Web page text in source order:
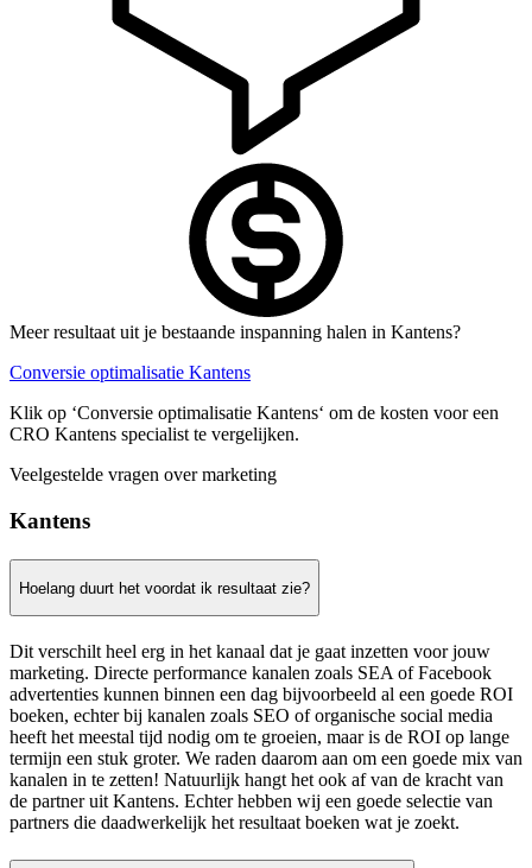
Meer resultaat uit je bestaande inspanning halen in Kantens?
Conversie optimalisatie Kantens
Klik op ‘Conversie optimalisatie Kantens‘ om de kosten voor een
CRO Kantens specialist te vergelijken.
Veelgestelde vragen over marketing
Kantens
Hoelang duurt het voordat ik resultaat zie?
Dit verschilt heel erg in het kanaal dat je gaat inzetten voor jouw
marketing. Directe performance kanalen zoals SEA of Facebook
advertenties kunnen binnen een dag bijvoorbeeld al een goede ROI
boeken, echter bij kanalen zoals SEO of organische social media
heeft het meestal tijd nodig om te groeien, maar is de ROI op lange
termijn een stuk groter. We raden daarom aan om een goede mix van
kanalen in te zetten! Natuurlijk hangt het ook af van de kracht van
de partner uit Kantens. Echter hebben wij een goede selectie van
partners die daadwerkelijk het resultaat boeken wat je zoekt.